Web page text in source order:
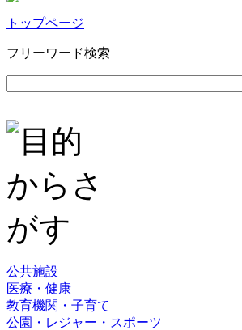
トップページ
フリーワード検索
公共施設
医療・健康
教育機関・子育て
公園・レジャー・スポーツ